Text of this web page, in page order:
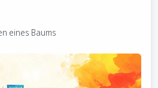
eines Baums